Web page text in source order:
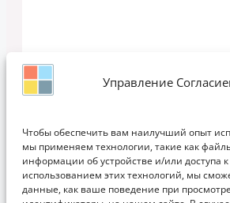
Управление
Чтобы обеспечить вам наилучший опыт
мы применяем технологии, такие как
информации об устройстве и/или доступа
использованием этих технологий, мы
данные, как ваше поведение при
Email рассылка